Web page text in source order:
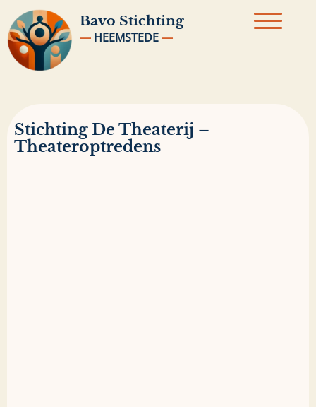
Bavo Stichting
—HEEMSTEDE—
Stichting De Theaterij –
Theateroptredens